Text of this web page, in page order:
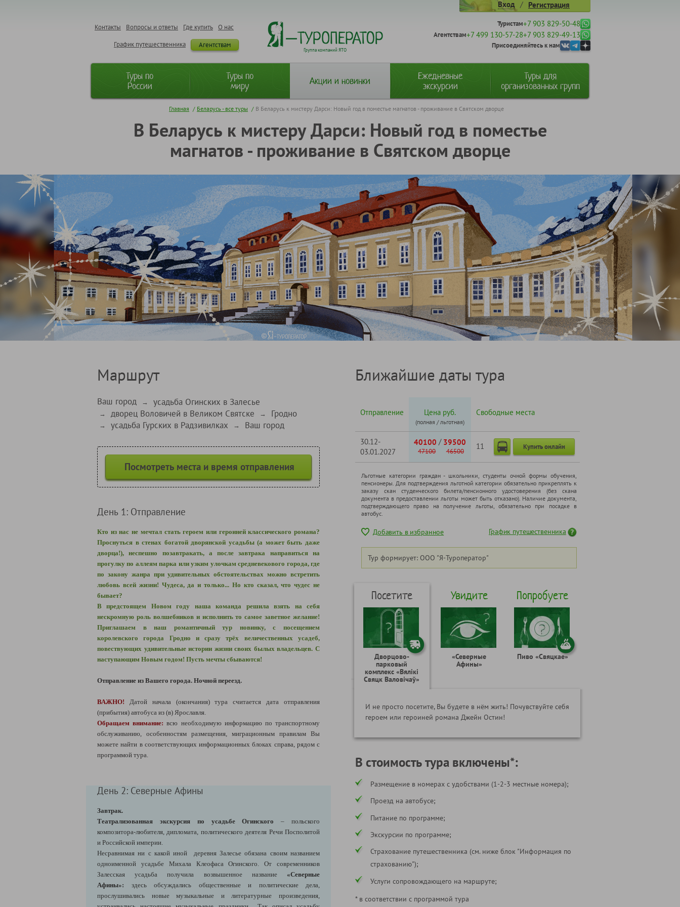
Вход / Регистрация
О нас
Где купить
Вопросы и ответы
Контакты
Агентствам
График путешественника
Группа компаний ЯТО
Туристам+7 903 829-50-48
Агентствам+7 499 130-57-28+7 903 829-49-13
Присоединяйтесь к нам
Туры по
России
Туры по
миру
Акции и новинки
Ежедневные
экскурсии
Туры для
организованных групп
Главная / Беларусь - все туры / В Беларусь к мистеру Дарси: Новый год в поместье магнатов - проживание в Святском дворце
В Беларусь к мистеру Дарси: Новый год в поместье
магнатов - проживание в Святском дворце
Маршрут
Ваш город → усадьба Огинских в Залесье
→ дворец Воловичей в Великом Святске → Гродно
→ усадьба Гурских в Радзивилках → Ваш город
Посмотреть места и время отправления
День 1: Отправление
Кто из нас не мечтал стать героем или героиней классического романа?
Проснуться в стенах богатой дворянской усадьбы (а может быть даже
дворца!), неспешно позавтракать, а после завтрака направиться на
прогулку по аллеям парка или узким улочкам средневекового города, где
по закону жанра при удивительных обстоятельствах можно встретить
любовь всей жизни! Чудеса, да и только... Но кто сказал, что чудес не
бывает?
В предстоящем Новом году наша команда решила взять на себя
нескромную роль волшебников и исполнить то самое заветное желание!
Приглашаем в наш романтичный тур новинку, с посещением
королевского города Гродно и сразу трёх величественных усадеб,
повествующих удивительные истории жизни своих былых владельцев. С
наступающим Новым годом! Пусть мечты сбываются!
Отправление из Вашего города. Ночной переезд.
ВАЖНО!
Датой начала (окончания) тура считается дата отправления
(прибытия) автобуса из (в) Ярославля.
Обращаем внимание: всю необходимую информацию по транспортному
обслуживанию, особенностям размещения, миграционным правилам Вы
можете найти в соответствующих информационных блоках справа, рядом с
программой тура.
День 2: Северные Афины
Завтрак.
Театрализованная экскурсия по усадьбе Огинского – польского
композитора-любителя, дипломата, политического деятеля Речи Посполитой
и Российской империи.
Несравнимая ни с какой иной деревня Залесье обязана своим названием
одноименной усадьбе Михала Клеофаса Огинского. От современников
Залесская усадьба получила возвышенное название «Северные
Афины»: здесь обсуждались общественные и политические дела,
прослушивались новые музыкальные и литературные произведения,
Ближайшие даты тура
Отправление Цена руб.
(полная / льготная)
Свободные места
30.12-
03.01.2027
40100 / 39500
47100 46500
11 Купить онлайн
Льготные категории граждан - школьники, cтуденты очной формы обучения,
пенсионеры. Для подтверждения льготной категории обязательно прикреплять к
заказу скан студенческого билета/пенсионного удостоверения (без скана
документа в предоставлении льготы может быть отказано). Наличие документа,
подтверждающего право на получение льготы, обязательно при посадке в
автобус.
Добавить в избранное График путешественника
Тур формирует: ООО "Я-Туроператор"
Посетите
Дворцово-
парковый
комплекс «Вялікі
Свяцк Валовічаў»
Увидите
«Северные
Афины»
Попробуете
Пиво «Свяцкае»
И не просто посетите, Вы будете в нём жить! Почувствуйте себя
героем или героиней романа Джейн Остин!
В стоимость тура включены*:
Размещение в номерах с удобствами (1-2-3 местные номера);
Проезд на автобусе;
Питание по программе;
Экскурсии по программе;
Страхование путешественника (см. ниже блок "Информация по
страхованию");
Услуги сопровождающего на маршруте;
* в соответствии с программой тура